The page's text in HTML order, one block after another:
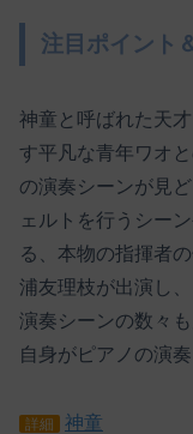
注目ポイント
神童と呼ばれた天
す平凡な青年ワオ
の演奏シーンが見
ェルトを行うシー
る、本物の指揮者
浦友理枝が出演し
演奏シーンの数々
自身がピアノの演
詳細 神童